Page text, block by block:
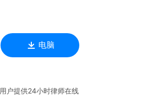
电脑
户提供24小时律师在线